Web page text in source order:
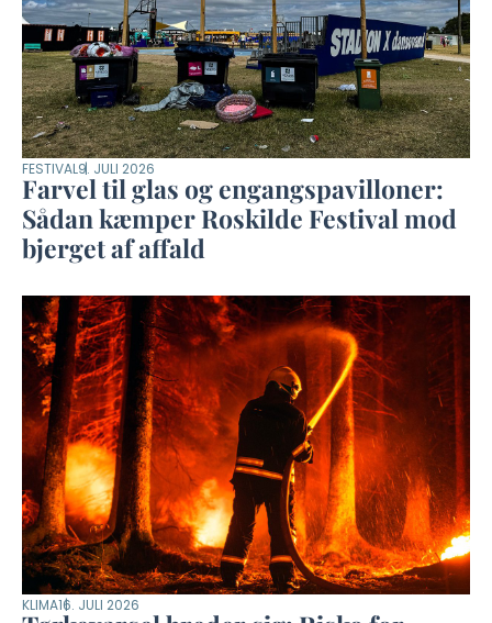
FESTIVAL9. JULI 2026
Farvel til glas og engangspavilloner:
Sådan kæmper Roskilde Festival mod
bjerget af affald
KLIMA16. JULI 2026